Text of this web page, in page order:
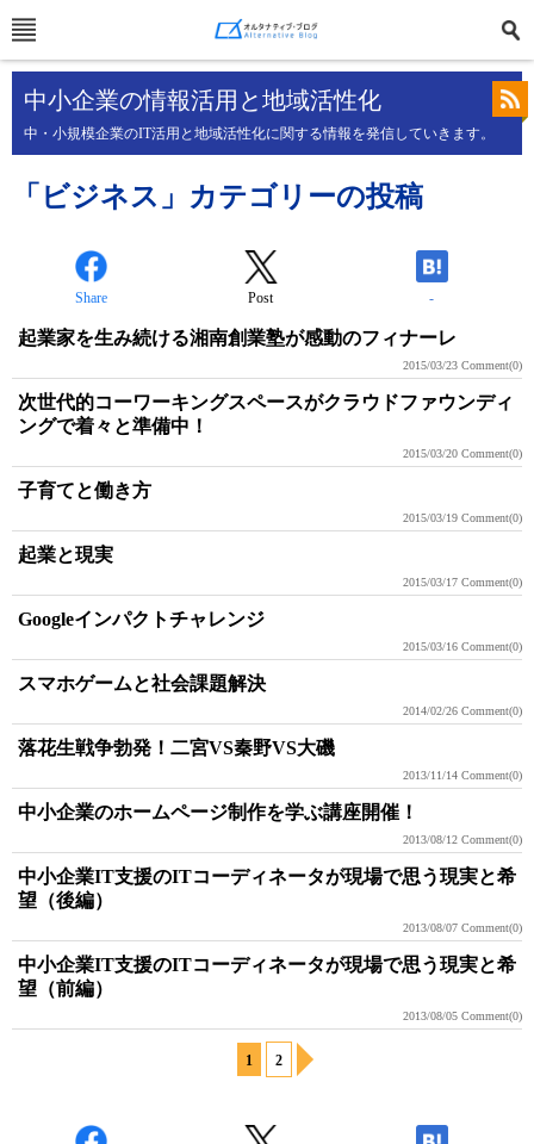
中小企業の情報活用と地域活性化
中・小規模企業のIT活用と地域活性化に関する情報を発信していきます。
「ビジネス」カテゴリーの投稿
Share Post -
起業家を生み続ける湘南創業塾が感動のフィナーレ
2015/03/23 Comment(0)
次世代的コーワーキングスペースがクラウドファウンディ
ングで着々と準備中！
2015/03/20 Comment(0)
子育てと働き方
2015/03/19 Comment(0)
起業と現実
2015/03/17 Comment(0)
Googleインパクトチャレンジ
2015/03/16 Comment(0)
スマホゲームと社会課題解決
2014/02/26 Comment(0)
落花生戦争勃発！二宮VS秦野VS大磯
2013/11/14 Comment(0)
中小企業のホームページ制作を学ぶ講座開催！
2013/08/12 Comment(0)
中小企業IT支援のITコーディネータが現場で思う現実と希
望（後編）
2013/08/07 Comment(0)
中小企業IT支援のITコーディネータが現場で思う現実と希
望（前編）
2013/08/05 Comment(0)
1 2